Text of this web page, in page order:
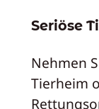
Seriöse
Nehmen
Tierheim